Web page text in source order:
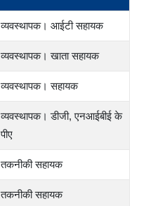
व्यवस्थापक। आईटी सहायक
व्यवस्थापक। खाता सहायक
व्यवस्थापक। सहायक
व्यवस्थापक। डीजी, एनआईबीई के
पीए
तकनीकी सहायक
तकनीकी सहायक